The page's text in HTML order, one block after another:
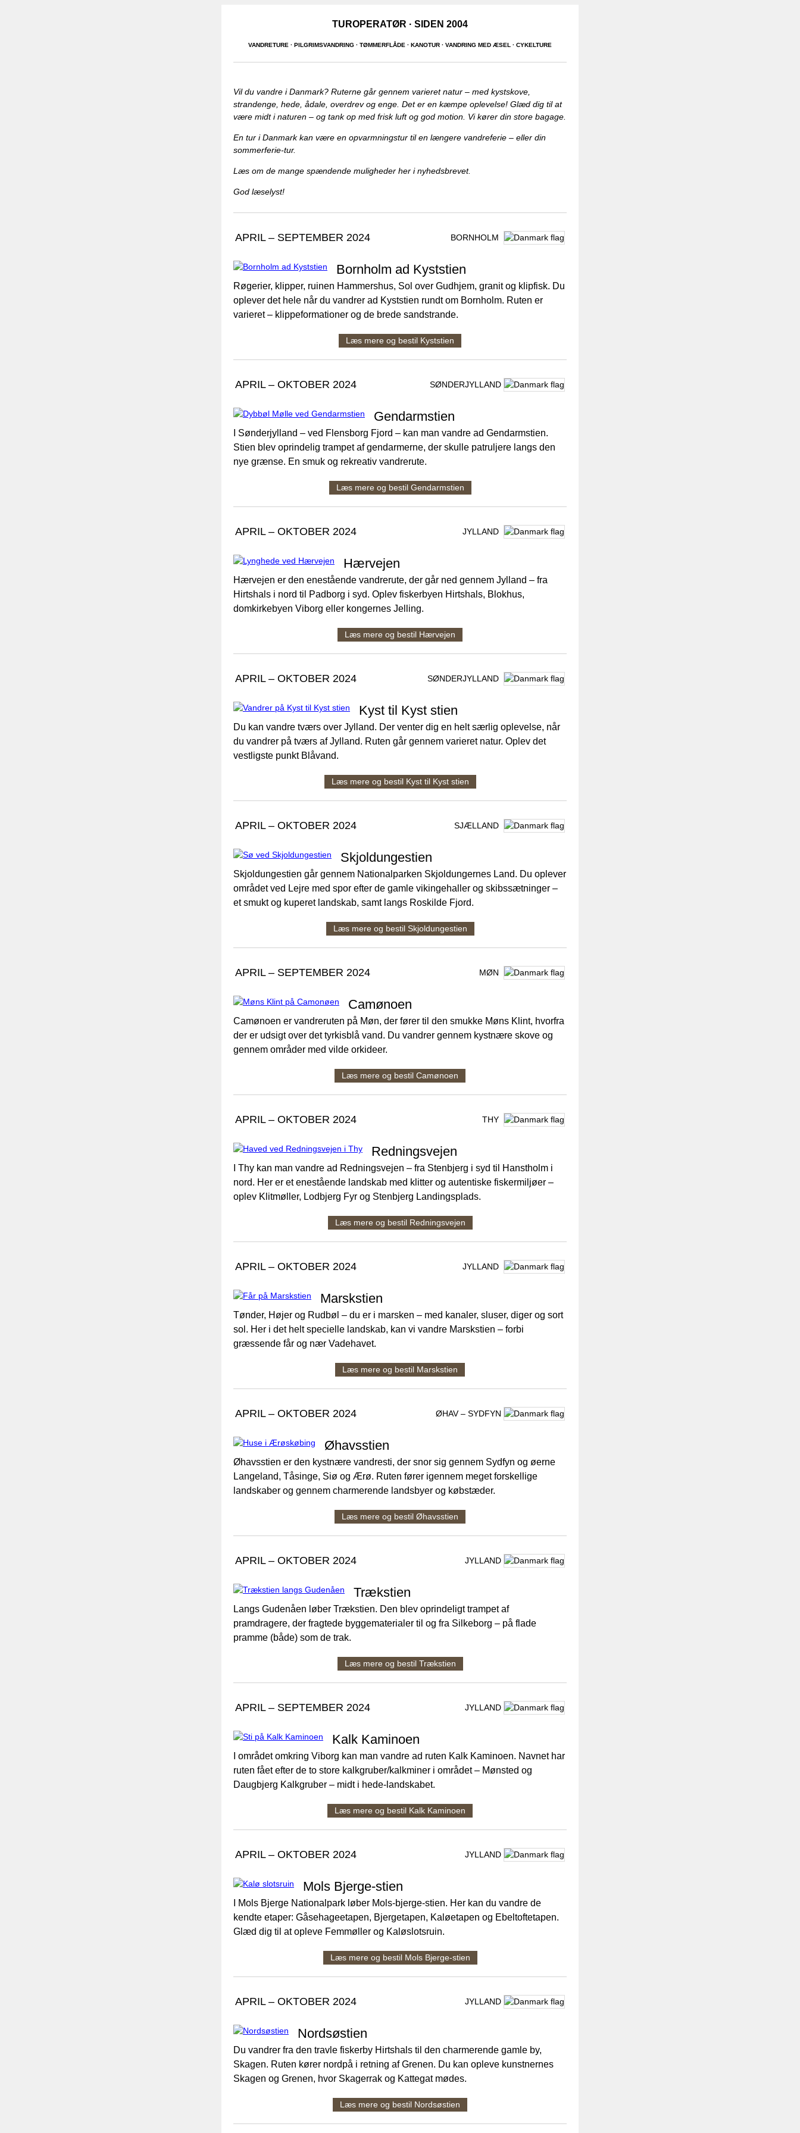
TUROPERATØR · SIDEN 2004
VANDRETURE · PILGRIMSVANDRING · TØMMERFLÅDE · KANOTUR · VANDRING MED ÆSEL · CYKELTURE
Vil du vandre i Danmark? Ruterne går gennem varieret natur – med kystskove,
strandenge, hede, ådale, overdrev og enge. Det er en kæmpe oplevelse! Glæd dig til at
være midt i naturen – og tank op med frisk luft og god motion. Vi kører din store bagage.
En tur i Danmark kan være en opvarmningstur til en længere vandreferie – eller din
sommerferie-tur.
Læs om de mange spændende muligheder her i nyhedsbrevet.
God læselyst!
APRIL – SEPTEMBER 2024 BORNHOLM
Bornholm ad Kyststien
Røgerier, klipper, ruinen Hammershus, Sol over Gudhjem, granit og klipfisk. Du
oplever det hele når du vandrer ad Kyststien rundt om Bornholm. Ruten er
varieret – klippeformationer og de brede sandstrande.
Læs mere og bestil Kyststien
APRIL – OKTOBER 2024 SØNDERJYLLAND
Gendarmstien
I Sønderjylland – ved Flensborg Fjord – kan man vandre ad Gendarmstien.
Stien blev oprindelig trampet af gendarmerne, der skulle patruljere langs den
nye grænse. En smuk og rekreativ vandrerute.
Læs mere og bestil Gendarmstien
APRIL – OKTOBER 2024 JYLLAND
Hærvejen
Hærvejen er den enestående vandrerute, der går ned gennem Jylland – fra
Hirtshals i nord til Padborg i syd. Oplev fiskerbyen Hirtshals, Blokhus,
domkirkebyen Viborg eller kongernes Jelling.
Læs mere og bestil Hærvejen
APRIL – OKTOBER 2024 SØNDERJYLLAND
Kyst til Kyst stien
Du kan vandre tværs over Jylland. Der venter dig en helt særlig oplevelse, når
du vandrer på tværs af Jylland. Ruten går gennem varieret natur. Oplev det
vestligste punkt Blåvand.
Læs mere og bestil Kyst til Kyst stien
APRIL – OKTOBER 2024 SJÆLLAND
Skjoldungestien
Skjoldungestien går gennem Nationalparken Skjoldungernes Land. Du oplever
området ved Lejre med spor efter de gamle vikingehaller og skibssætninger –
et smukt og kuperet landskab, samt langs Roskilde Fjord.
Læs mere og bestil Skjoldungestien
APRIL – SEPTEMBER 2024 MØN
Camønoen
Camønoen er vandreruten på Møn, der fører til den smukke Møns Klint, hvorfra
der er udsigt over det tyrkisblå vand. Du vandrer gennem kystnære skove og
gennem områder med vilde orkideer.
Læs mere og bestil Camønoen
APRIL – OKTOBER 2024 THY
Redningsvejen
I Thy kan man vandre ad Redningsvejen – fra Stenbjerg i syd til Hanstholm i
nord. Her er et enestående landskab med klitter og autentiske fiskermiljøer –
oplev Klitmøller, Lodbjerg Fyr og Stenbjerg Landingsplads.
Læs mere og bestil Redningsvejen
APRIL – OKTOBER 2024 JYLLAND
Marskstien
Tønder, Højer og Rudbøl – du er i marsken – med kanaler, sluser, diger og sort
sol. Her i det helt specielle landskab, kan vi vandre Marskstien – forbi
græssende får og nær Vadehavet.
Læs mere og bestil Marskstien
APRIL – OKTOBER 2024 ØHAV – SYDFYN
Øhavsstien
Øhavsstien er den kystnære vandresti, der snor sig gennem Sydfyn og øerne
Langeland, Tåsinge, Siø og Ærø. Ruten fører igennem meget forskellige
landskaber og gennem charmerende landsbyer og købstæder.
Læs mere og bestil Øhavsstien
APRIL – OKTOBER 2024 JYLLAND
Trækstien
Langs Gudenåen løber Trækstien. Den blev oprindeligt trampet af
pramdragere, der fragtede byggematerialer til og fra Silkeborg – på flade
pramme (både) som de trak.
Læs mere og bestil Trækstien
APRIL – SEPTEMBER 2024 JYLLAND
Kalk Kaminoen
I området omkring Viborg kan man vandre ad ruten Kalk Kaminoen. Navnet har
ruten fået efter de to store kalkgruber/kalkminer i området – Mønsted og
Daugbjerg Kalkgruber – midt i hede-landskabet.
Læs mere og bestil Kalk Kaminoen
APRIL – OKTOBER 2024 JYLLAND
Mols Bjerge-stien
I Mols Bjerge Nationalpark løber Mols-bjerge-stien. Her kan du vandre de
kendte etaper: Gåsehageetapen, Bjergetapen, Kaløetapen og Ebeltoftetapen.
Glæd dig til at opleve Femmøller og Kaløslotsruin.
Læs mere og bestil Mols Bjerge-stien
APRIL – OKTOBER 2024 JYLLAND
Nordsøstien
Du vandrer fra den travle fiskerby Hirtshals til den charmerende gamle by,
Skagen. Ruten kører nordpå i retning af Grenen. Du kan opleve kunstnernes
Skagen og Grenen, hvor Skagerrak og Kattegat mødes.
Læs mere og bestil Nordsøstien